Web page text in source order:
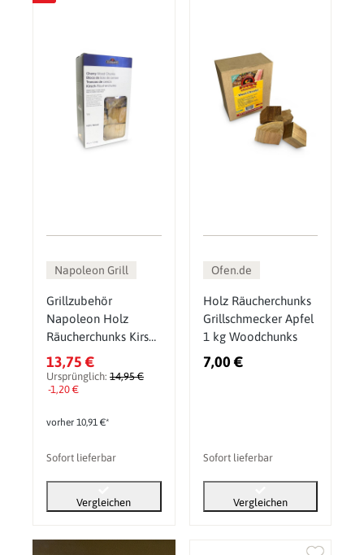
Napoleon Grill
Grillzubehör
Napoleon Holz
Räucherchunks Kirsch
1,5 kg
13,75 €
Ursprünglich: 14,95 €
-1,20 €
vorher 10,91 €*
Sofort lieferbar
Vergleichen
Ofen.de
Holz Räucherchunks
Grillschmecker Apfel
1 kg Woodchunks
7,00 €
Sofort lieferbar
Vergleichen